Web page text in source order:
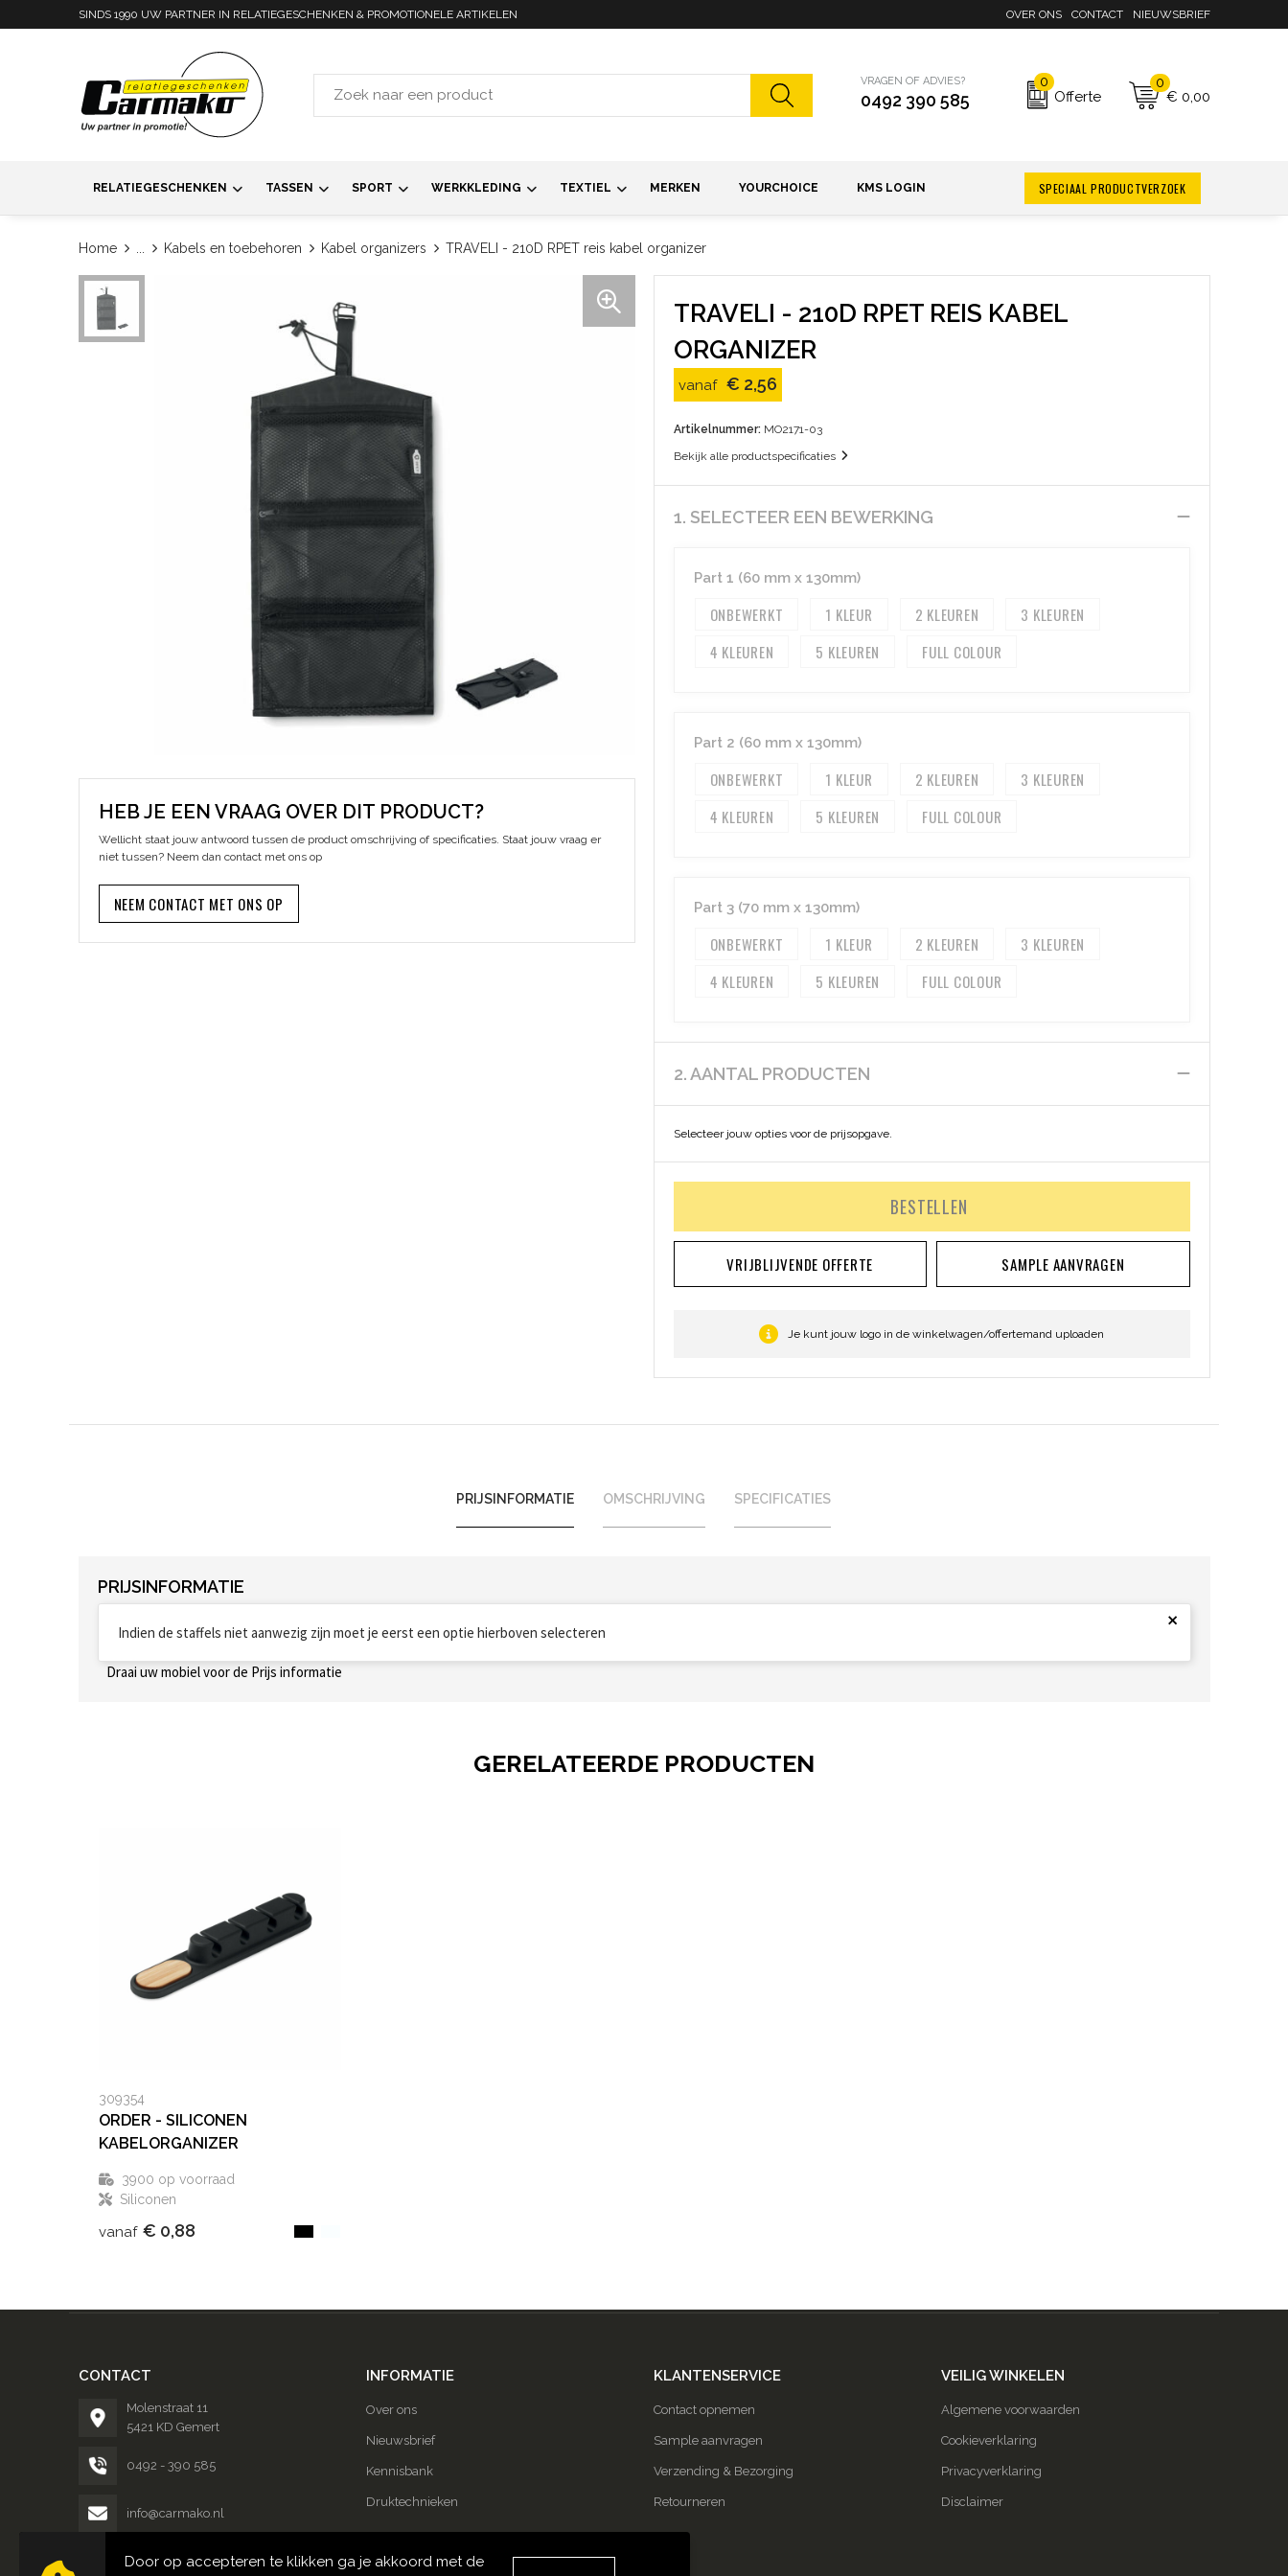
SINDS 1990 UW PARTNER IN RELATIEGESCHENKEN & PROMOTIONELE ARTIKELEN OVER ONS CONTACT NIEUWSBRIEF
VRAGEN OF ADVIES?
0492 390 585
0
Offerte
0
€ 0,00
RELATIEGESCHENKEN TASSEN SPORT WERKKLEDING TEXTIEL MERKEN YOURCHOICE KMS LOGIN SPECIAAL PRODUCTVERZOEK
Home Kabels en toebehoren Kabel organizers TRAVELI - 210D RPET reis kabel organizer
HEB JE EEN VRAAG OVER DIT PRODUCT?
Wellicht staat jouw antwoord tussen de product omschrijving of specificaties. Staat jouw vraag er
niet tussen? Neem dan contact met ons op
NEEM CONTACT MET ONS OP
TRAVELI - 210D RPET REIS KABEL
ORGANIZER
vanaf € 2,56
Artikelnummer: MO2171-03
Bekijk alle productspecificaties
1. SELECTEER EEN BEWERKING
Part 1 (60 mm x 130mm)
ONBEWERKT 1 2
3
4
5 FULL COLOUR
Part 2 (60 mm x 130mm)
ONBEWERKT 1 2
3
4
5 FULL COLOUR
Part 3 (70 mm x 130mm)
ONBEWERKT 1 2
3
4
5 FULL COLOUR
2. AANTAL PRODUCTEN
Selecteer jouw opties voor de prijsopgave.
BESTELLEN
VRIJBLIJVENDE OFFERTE SAMPLE AANVRAGEN
Je kunt jouw logo in de winkelwagen/offertemand uploaden
PRIJSINFORMATIE OMSCHRIJVING SPECIFICATIES
PRIJSINFORMATIE
Indien de staffels niet aanwezig zijn moet je eerst een optie hierboven selecteren ×
Draai uw mobiel voor de Prijs informatie
GERELATEERDE PRODUCTEN
309354
ORDER - SILICONEN
KABELORGANIZER
3900 op voorraad
Siliconen
vanaf € 0,88
CONTACT
Molenstraat 11
5421 KD Gemert
0492 - 390 585
info@carmako.nl
INFORMATIE
Over ons
Nieuwsbrief
Kennisbank
Druktechnieken
KLANTENSERVICE
Contact opnemen
Sample aanvragen
Verzending & Bezorging
Retourneren
VEILIG WINKELEN
Algemene voorwaarden
Cookieverklaring
Privacyverklaring
Disclaimer
Door op accepteren te klikken ga je akkoord met de